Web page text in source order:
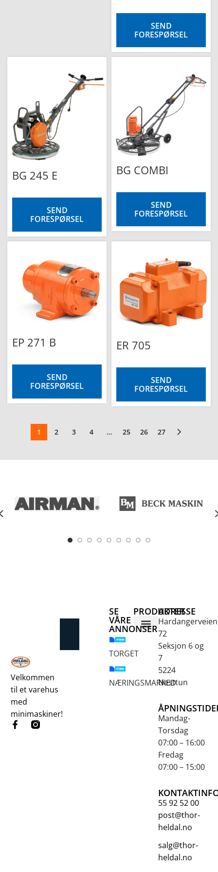
SEND
FORESPØRSEL
BG 245 E
SEND
FORESPØRSEL
BG COMBI
SEND
FORESPØRSEL
EP 271 B
SEND
FORESPØRSEL
ER 705
SEND
FORESPØRSEL
1 2 3 4 … 25 26 27
Velkommen
til et varehus
med
minimaskiner!
ADRESSE
Hardangerveien
72
Seksjon 6 og
7
5224
Nesttun
Mandag-
Torsdag
07:00 – 16:00
Fredag
07:00 – 15:00
55 92 52 00
post@thor-
heldal.no
salg@thor-
heldal.no
PRODUKTER
SE
VÅRE
ANNONSER
TORGET
NÆRINGSMARKED